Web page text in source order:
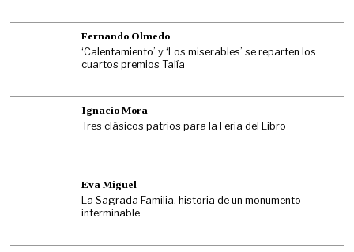
Fernando Olmedo
‘Calentamiento’ y ‘Los miserables’ se reparten los
cuartos premios Talía
Ignacio Mora
Tres clásicos patrios para la Feria del Libro
Eva Miguel
La Sagrada Familia, historia de un monumento
interminable